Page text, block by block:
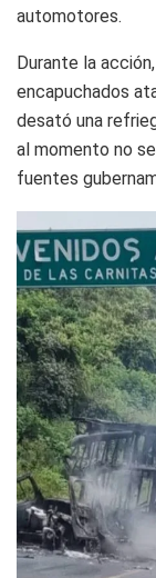
automotores.
Durante la
encapuchados
desató una
al momento no
fuentes